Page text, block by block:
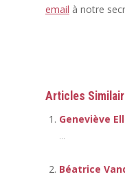
email à notre
Articles
Geneviève
...
Béatrice